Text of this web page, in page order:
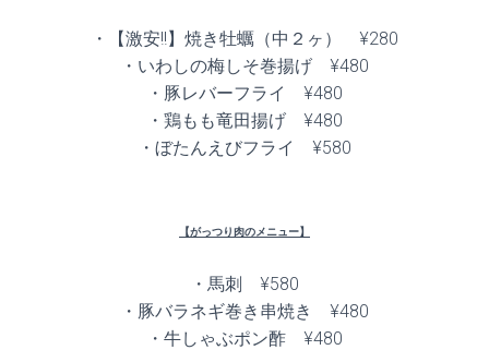
・【激安!!】焼き牡蠣（中２ヶ） ¥280
・いわしの梅しそ巻揚げ ¥480
・豚レバーフライ ¥480
・鶏もも竜田揚げ ¥480
・ぼたんえびフライ ¥580
【がっつり肉のメニュー】
・馬刺 ¥580
・豚バラネギ巻き串焼き ¥480
・牛しゃぶポン酢 ¥480